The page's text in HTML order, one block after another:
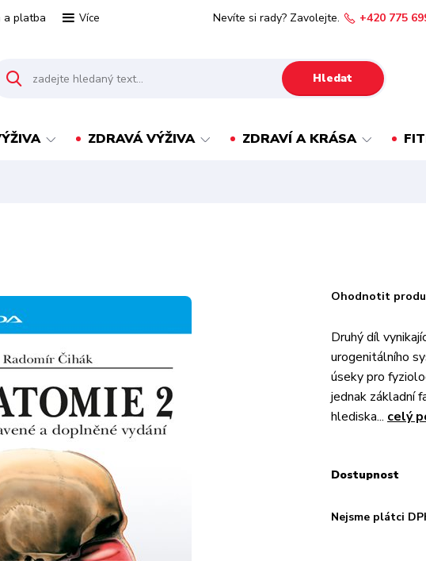
a platba Více
Hledat
Nevíte si rady? Zavolejte. +420 775
ZDRAVÁ VÝŽIVA ZDRAVÍ A KRÁSA
Ohodnotit
Druhý díl
urogenitálního
úseky pro
jednak základní
hlediska... celý
Dostupnost
Nejsme plátci